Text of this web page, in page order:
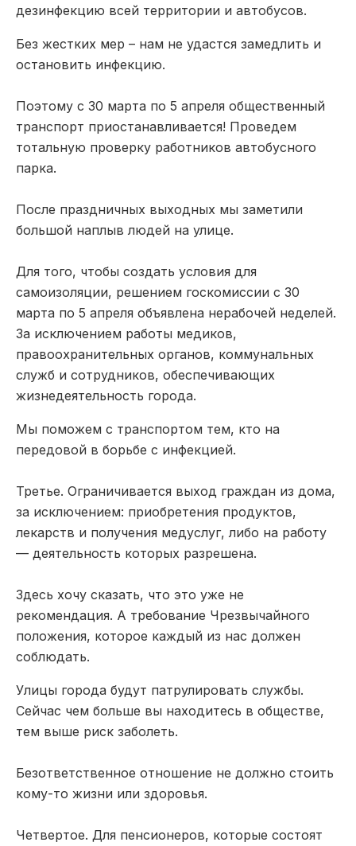
дезинфекцию всей территории и автобусов.
Без жестких мер – нам не удастся замедлить и
остановить инфекцию.
Поэтому с 30 марта по 5 апреля общественный
транспорт приостанавливается! Проведем
тотальную проверку работников автобусного
парка.
После праздничных выходных мы заметили
большой наплыв людей на улице.
Для того, чтобы создать условия для
самоизоляции, решением госкомиссии с 30
марта по 5 апреля объявлена нерабочей неделей.
За исключением работы медиков,
правоохранительных органов, коммунальных
служб и сотрудников, обеспечивающих
жизнедеятельность города.
Мы поможем с транспортом тем, кто на
передовой в борьбе с инфекцией.
Третье. Ограничивается выход граждан из дома,
за исключением: приобретения продуктов,
лекарств и получения медуслуг, либо на работу
— деятельность которых разрешена.
Здесь хочу сказать, что это уже не
рекомендация. А требование Чрезвычайного
положения, которое каждый из нас должен
соблюдать.
Улицы города будут патрулировать службы.
Сейчас чем больше вы находитесь в обществе,
тем выше риск заболеть.
Безответственное отношение не должно стоить
кому-то жизни или здоровья.
Четвертое. Для пенсионеров, которые состоят